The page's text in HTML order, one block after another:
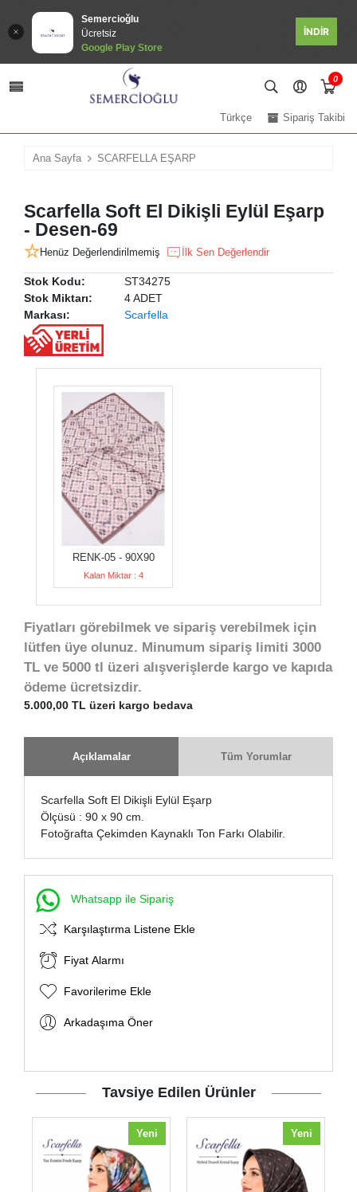
Semercioğlu
Ücretsiz
Google Play Store
İNDİR
0
Sipariş Takibi
Türkçe
Ana Sayfa SCARFELLA EŞARP
Scarfella Soft El Dikişli Eylül Eşarp
- Desen-69
Henüz Değerlendirilmemiş İlk Sen Değerlendir
Stok Kodu:
ST34275
Stok Miktarı:
4 ADET
Markası:
Scarfella
RENK-05 - 90X90
Kalan Miktar : 4
Fiyatları görebilmek ve sipariş verebilmek için
lütfen üye olunuz. Minumum sipariş limiti 3000
TL ve 5000 tl üzeri alışverişlerde kargo ve kapıda
ödeme ücretsizdir.
5.000,00 TL üzeri kargo bedava
Açıklamalar Tüm Yorumlar
Scarfella Soft El Dikişli Eylül Eşarp
Ölçüsü : 90 x 90 cm.
Fotoğrafta Çekimden Kaynaklı Ton Farkı Olabilir.
Whatsapp ile Sipariş
Karşılaştırma Listene Ekle
Fiyat Alarmı
Favorilerime Ekle
Arkadaşıma Öner
Tavsiye Edilen Ürünler
Yeni Yeni